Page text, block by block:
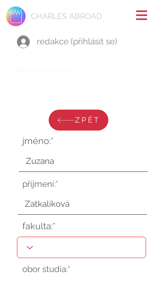
CHARLES ABROAD
redakce (přihlásit se)
ZPĚT
jméno:*
příjmení:*
fakulta:*
obor studia:*